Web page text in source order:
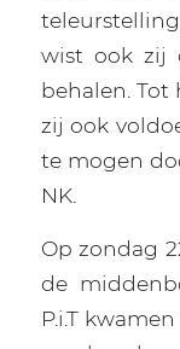
wist ook zij
behalen. Tot
zij ook
te mogen
NK.
Op zondag
de
P.i.T